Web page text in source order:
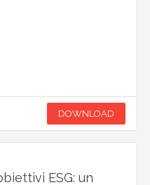
DOWNLOAD
ESG: un